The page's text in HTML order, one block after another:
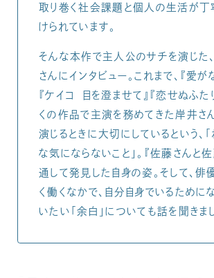
取り巻く社会課題と個人の生活が丁
けられています。
そんな本作で主人公のサチを演じた
さんにインタビュー。これまで、『愛が
『ケイコ 目を澄ませて』『恋せぬふた
くの作品で主演を務めてきた岸井さ
演じるときに大切にしているという、
な気にならないこと」。『佐藤さんと
通して発見した自身の姿。そして、俳
く働くなかで、自分自身でいるために
いたい「余白」についても話を聞きま